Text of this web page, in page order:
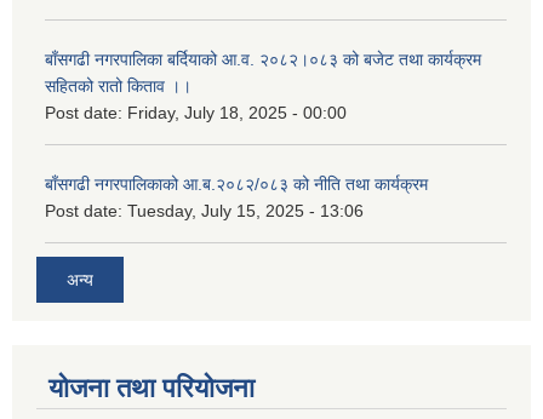
बाँसगढी नगरपालिका बर्दियाको आ.व. २०८२।०८३ को बजेट तथा कार्यक्रम
सहितको रातो किताव ।।
Post date: Friday, July 18, 2025 - 00:00
बाँसगढी नगरपालिकाको आ.ब.२०८२/०८३ को नीति तथा कार्यक्रम
Post date: Tuesday, July 15, 2025 - 13:06
अन्य
योजना तथा परियोजना